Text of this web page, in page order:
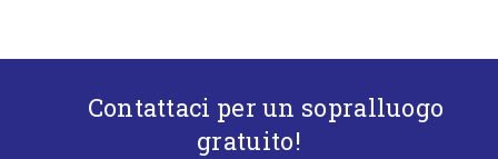
Contattaci per un sopralluogo
gratuito!